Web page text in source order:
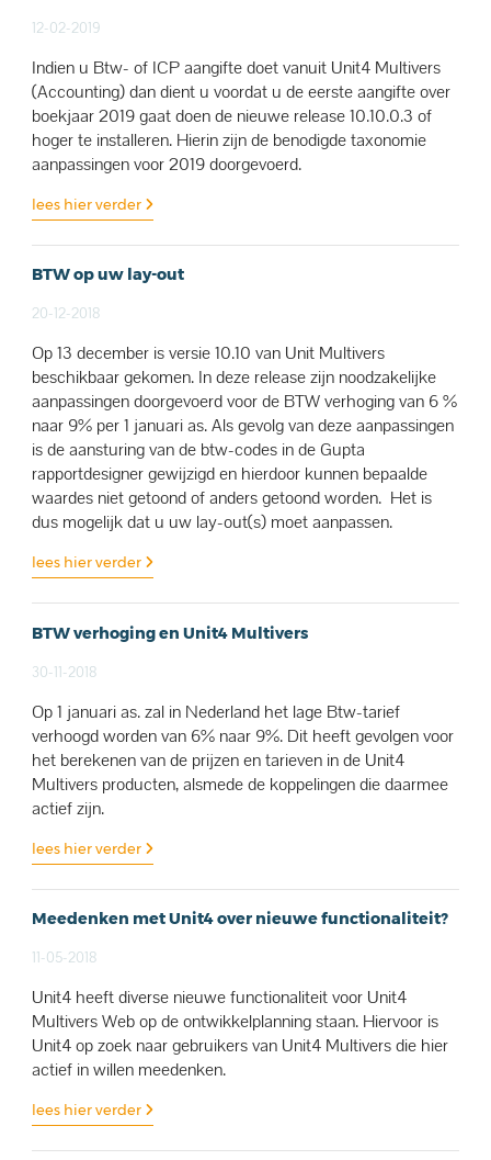
12-02-2019
Indien u Btw- of ICP aangifte doet vanuit Unit4 Multivers
(Accounting) dan dient u voordat u de eerste aangifte over
boekjaar 2019 gaat doen de nieuwe release 10.10.0.3 of
hoger te installeren. Hierin zijn de benodigde taxonomie
aanpassingen voor 2019 doorgevoerd.
lees hier verder
BTW op uw lay-out
20-12-2018
Op 13 december is versie 10.10 van Unit Multivers
beschikbaar gekomen. In deze release zijn noodzakelijke
aanpassingen doorgevoerd voor de BTW verhoging van 6 %
naar 9% per 1 januari as. Als gevolg van deze aanpassingen
is de aansturing van de btw-codes in de Gupta
rapportdesigner gewijzigd en hierdoor kunnen bepaalde
waardes niet getoond of anders getoond worden. Het is
dus mogelijk dat u uw lay-out(s) moet aanpassen.
lees hier verder
BTW verhoging en Unit4 Multivers
30-11-2018
Op 1 januari as. zal in Nederland het lage Btw-tarief
verhoogd worden van 6% naar 9%. Dit heeft gevolgen voor
het berekenen van de prijzen en tarieven in de Unit4
Multivers producten, alsmede de koppelingen die daarmee
actief zijn.
lees hier verder
Meedenken met Unit4 over nieuwe functionaliteit?
11-05-2018
Unit4 heeft diverse nieuwe functionaliteit voor Unit4
Multivers Web op de ontwikkelplanning staan. Hiervoor is
Unit4 op zoek naar gebruikers van Unit4 Multivers die hier
actief in willen meedenken.
lees hier verder